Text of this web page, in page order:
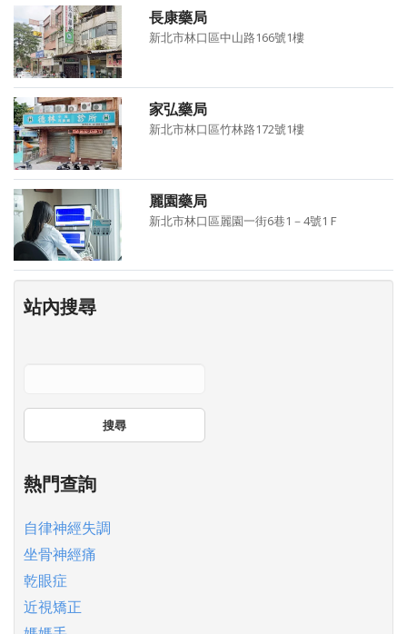
長康藥局
新北市林口區中山路166號1樓
家弘藥局
新北市林口區竹林路172號1樓
麗園藥局
新北市林口區麗園一街6巷1－4號1Ｆ
站內搜尋
搜尋
熱門查詢
自律神經失調
坐骨神經痛
乾眼症
近視矯正